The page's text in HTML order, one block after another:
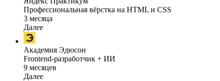
Профессиональная вёрстка на HTML и CSS
3 месяца
Далее
Академия Эдюсон
Frontend-разработчик + ИИ
9 месяцев
Далее